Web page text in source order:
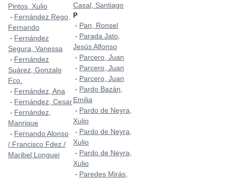
Pintos, Xulio
- Fernández Rego,
Fernando
- Fernández
Segura, Vanessa
- Fernández
Suárez, Gonzalo
Fco.
- Fernández, Ana
- Fernández, Cesar
- Fernández,
Manrique
- Fernando Alonso
/ Francisco Fdez./
Maribel Longuei
Casal, Santiago
P
- Pan, Ronsel
- Parada Jato,
Jesús Alfonso
- Parcero, Juan
- Parcero, Juan
- Parcero, Juan
- Pardo Bazán,
Emilia
- Pardo de Neyra,
Xulio
- Pardo de Neyra,
Xulio
- Pardo de Neyra,
Xulio
- Paredes Mirás,